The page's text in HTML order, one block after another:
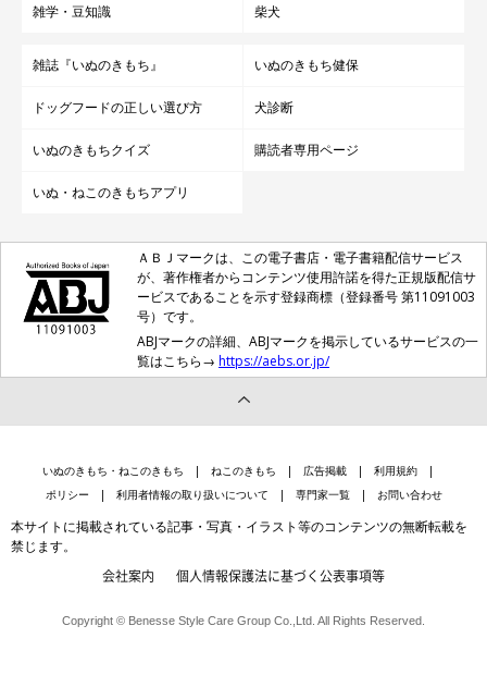
雑学・豆知識 柴犬
雑誌『いぬのきもち』 いぬのきもち健保
ドッグフードの正しい選び方 犬診断
いぬのきもちクイズ 購読者専用ページ
いぬ・ねこのきもちアプリ
ＡＢＪマークは、この電子書店・電子書籍配信サービス
が、著作権者からコンテンツ使用許諾を得た正規版配信サ
ービスであることを示す登録商標（登録番号 第11091003
号）です。
ABJマークの詳細、ABJマークを掲示しているサービスの一
覧はこちら→ https://aebs.or.jp/
いぬのきもち・ねこのきもち ねこのきもち 広告掲載
利用規約
ポリシー
利用者情報の取り扱いについて 専門家一覧 お問い合わせ
本サイトに掲載されている記事・写真・イラスト等のコンテンツの無断転載を
禁じます。
会社案内 個人情報保護法に基づく公表事項等
Copyright © Benesse Style Care Group Co.,Ltd. All Rights Reserved.